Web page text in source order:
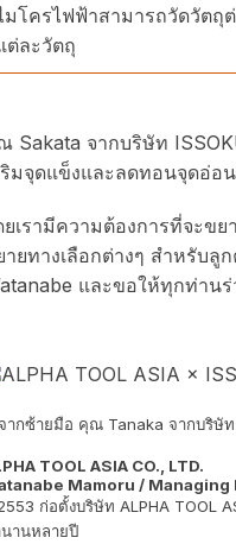
มโครไฟฟ้าสามารถวัดวัตถุ
ต่ละวัตถุ
Sakata จากบริษัท
ริมจุดแข็งและลดทอนจุดอ่อ
ยเรามีความต้องการที่จะข
ายทางเลือกต่างๆ สำหรับ
และขอให้ทุกท่าน
ากซ้ายมือ คุณ Tanaka จากบริษั
TOOL ASIA CO., LTD.
Mamoru /
ก่อตั้งบริษัท ALPHA TOOL
านหลายปี